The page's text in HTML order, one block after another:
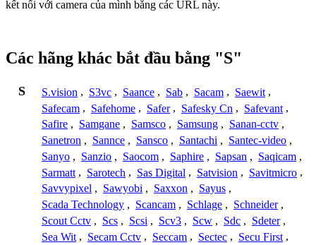
kết nối với camera của mình bằng các URL này.
Các hãng khác bắt đầu bằng "S"
S S.vision , S3vc , Saance , Sab , Sacam , Saewit ,
Safecam , Safehome , Safer , Safesky Cn , Safevant ,
Safire , Samgane , Samsco , Samsung , Sanan-cctv ,
Sanetron , Sannce , Sansco , Santachi , Santec-video ,
Sanyo , Sanzio , Saocom , Saphire , Sapsan , Saqicam ,
Sarmatt , Sarotech , Sas Digital , Satvision , Savitmicro ,
Savvypixel , Sawyobi , Saxxon , Sayus ,
Scada Technology , Scancam , Schlage , Schneider ,
Scout Cctv , Scs , Scsi , Scv3 , Scw , Sdc , Sdeter ,
Sea Wit , Secam Cctv , Seccam , Sectec , Secu First ,